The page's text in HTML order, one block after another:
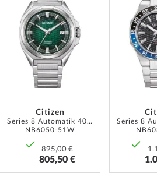
Citizen
Series 8 Automatik 40mm 10ATM
NB6050-51W
895,00 €
805,50 €
WUNSCHLISTE
HINZUFÜGEN